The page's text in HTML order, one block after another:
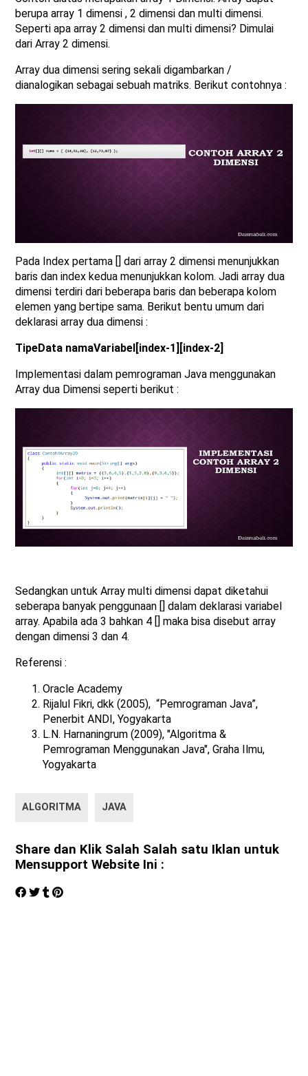
berupa array 1 dimensi , 2 dimensi dan multi dimensi.
Seperti apa array 2 dimensi dan multi dimensi? Dimulai
dari Array 2 dimensi.
Array dua dimensi sering sekali digambarkan /
dianalogikan sebagai sebuah matriks. Berikut contohnya :
Pada Index pertama [] dari array 2 dimensi menunjukkan
baris dan index kedua menunjukkan kolom. Jadi array dua
dimensi terdiri dari beberapa baris dan beberapa kolom
elemen yang bertipe sama. Berikut bentu umum dari
deklarasi array dua dimensi :
TipeData namaVariabel[index-1][index-2]
Implementasi dalam pemrograman Java menggunakan
Array dua Dimensi seperti berikut :
Sedangkan untuk Array multi dimensi dapat diketahui
seberapa banyak penggunaan [] dalam deklarasi variabel
array. Apabila ada 3 bahkan 4 [] maka bisa disebut array
dengan dimensi 3 dan 4.
Referensi :
Oracle Academy
Rijalul Fikri, dkk (2005), “Pemrograman Java”,
Penerbit ANDI, Yogyakarta
L.N. Harnaningrum (2009), "Algoritma &
Pemrograman Menggunakan Java", Graha Ilmu,
Yogyakarta
ALGORITMA JAVA
Share dan Klik Salah Salah satu Iklan untuk
Mensupport Website Ini :